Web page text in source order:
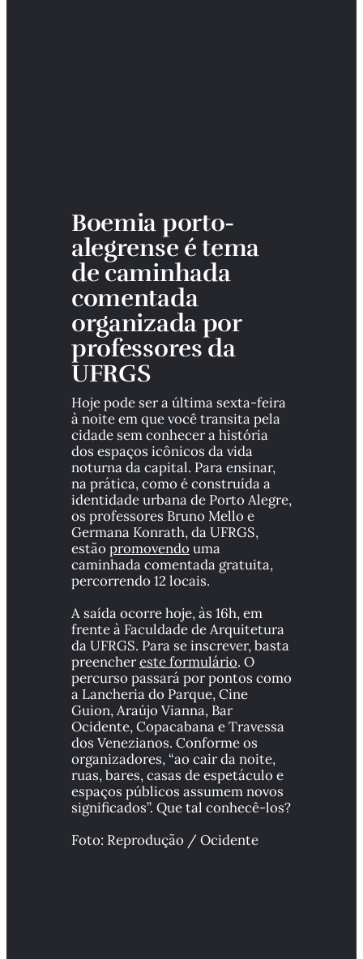
Boemia porto-
alegrense é tema
de caminhada
comentada
organizada por
professores da
UFRGS
Hoje pode ser a última sexta-feira
à noite em que você transita pela
cidade sem conhecer a história
dos espaços icônicos da vida
noturna da capital. Para ensinar,
na prática, como é construída a
identidade urbana de Porto Alegre,
os professores Bruno Mello e
Germana Konrath, da UFRGS,
estão promovendo uma
caminhada comentada gratuita,
percorrendo 12 locais.
A saída ocorre hoje, às 16h, em
frente à Faculdade de Arquitetura
da UFRGS. Para se inscrever, basta
preencher este formulário. O
percurso passará por pontos como
a Lancheria do Parque, Cine
Guion, Araújo Vianna, Bar
Ocidente, Copacabana e Travessa
dos Venezianos. Conforme os
organizadores, “ao cair da noite,
ruas, bares, casas de espetáculo e
espaços públicos assumem novos
significados”. Que tal conhecê-los?
Foto: Reprodução / Ocidente